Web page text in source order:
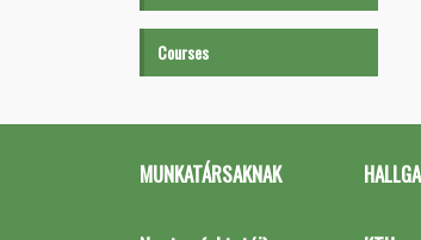
Courses
MUNKATÁRSAKNAK